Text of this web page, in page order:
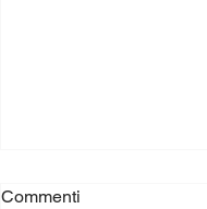
Commenti